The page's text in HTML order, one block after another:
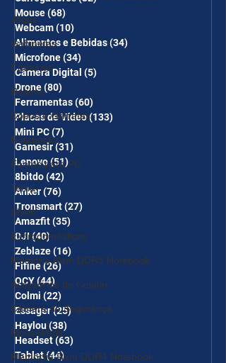
Jogos
Gabinetes
Cadeiras
Realme
Copos e Garrafas
Notebooks
Fontes para PC
Temu
Shein
Eletrodomésticos
Memória Ram DDR5 Notebook
Acessórios de Celular
Câmera de Segurança
MousePads
Memórtia Ram DDR4 Notebook
Mouse(68)
Webcam(10)
Alimentos e Bebidas(34)
Microfone(34)
Câmera Digital (5)
Drone(80)
Ferramentas(60)
Placas de Vídeo(133)
Mini PC(7)
Gamesir(31)
Lenovo(51)51 posts
8bitdo(42)
Anker(76)
Tronsmart(27)
Amazfit(35)
DJI(40)40 posts
Zeblaze(16)
Fifine(26)26 posts
QCY(44)44 posts
Colmi (22)
Essager(25)25 posts
Haylou(38)
Headset(63)
Tablet(44)44 posts